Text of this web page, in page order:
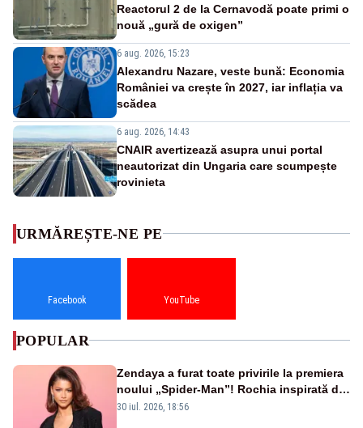
Reactorul 2 de la Cernavodă poate primi o
nouă „gură de oxigen”
6 aug. 2026, 15:23
Alexandru Nazare, veste bună: Economia
României va crește în 2027, iar inflația va
scădea
6 aug. 2026, 14:43
CNAIR avertizează asupra unui portal
neautorizat din Ungaria care scumpește
rovinieta
URMĂREȘTE-NE PE
Facebook YouTube
POPULAR
Zendaya a furat toate privirile la premiera
noului „Spider-Man”! Rochia inspirată de
pânza de păianjen a făcut senzație
30 iul. 2026, 18:56